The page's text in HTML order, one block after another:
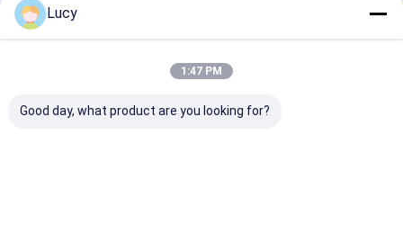
filtro em caixa esbaforido da corda
Nossas Categorias
Lucy
1:47 PM
Good day, what product are you looking for?